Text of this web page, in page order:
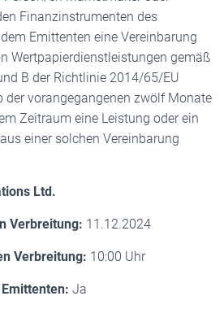
Finanzinstrumenten des
Emittenten eine Vereinbarung
Wertpapierdienstleistungen gemäß
B der Richtlinie 2014/65/EU
der vorangegangenen zwölf Monate
Zeitraum eine Leistung oder ein
einer solchen Vereinbarung
Ltd.
Verbreitung: 11.12.2024
Verbreitung: 10:00 Uhr
Ja